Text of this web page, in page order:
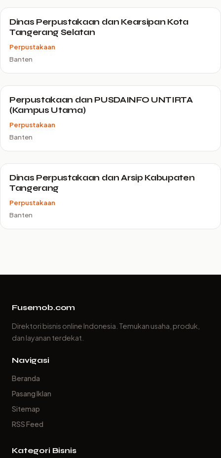
Dinas Perpustakaan dan Kearsipan Kota
Tangerang Selatan
Perpustakaan
Banten
Perpustakaan dan PUSDAINFO UNTIRTA
(Kampus Utama)
Perpustakaan
Banten
Dinas Perpustakaan dan Arsip Kabupaten
Tangerang
Perpustakaan
Banten
Fusemob.com
Direktori bisnis online Indonesia. Temukan usaha, produk,
dan layanan terdekat.
Navigasi
Beranda
Pasang Iklan
Sitemap
RSS Feed
Kategori Bisnis